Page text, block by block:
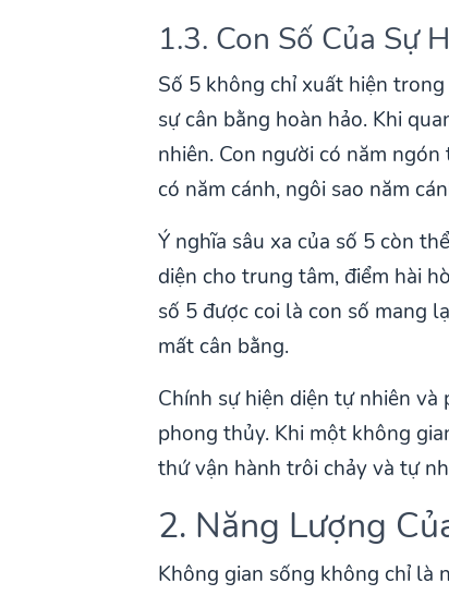
1.3. Con Số Của Sự
Số 5 không chỉ xuất hiện
sự cân bằng hoàn hảo. Khi
nhiên. Con người có năm
có năm cánh, ngôi sao năm
Ý nghĩa sâu xa của số 5 còn
diện cho trung tâm, điểm hài
số 5 được coi là con số mang
mất cân bằng.
Chính sự hiện diện tự nhiên
phong thủy. Khi một không
thứ vận hành trôi chảy và tự
2. Năng Lượng
Không gian sống không chỉ là